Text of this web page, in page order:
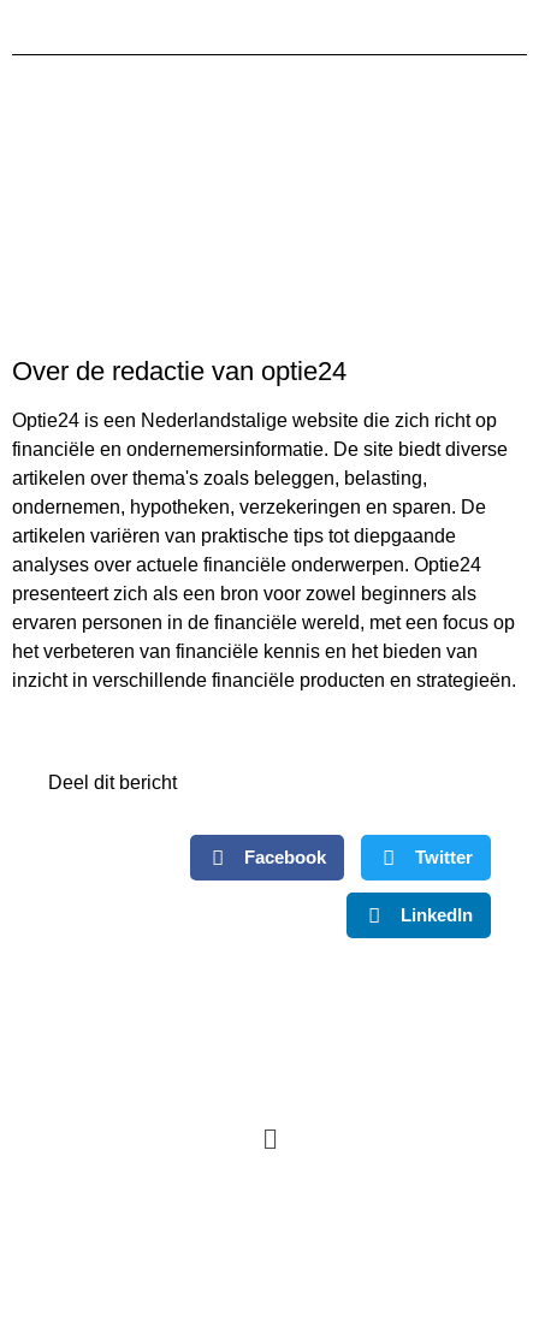
Over de redactie van optie24
Optie24 is een Nederlandstalige website die zich richt op
financiële en ondernemersinformatie. De site biedt diverse
artikelen over thema's zoals beleggen, belasting,
ondernemen, hypotheken, verzekeringen en sparen. De
artikelen variëren van praktische tips tot diepgaande
analyses over actuele financiële onderwerpen. Optie24
presenteert zich als een bron voor zowel beginners als
ervaren personen in de financiële wereld, met een focus op
het verbeteren van financiële kennis en het bieden van
inzicht in verschillende financiële producten en strategieën.
Deel dit bericht
Facebook Twitter
LinkedIn